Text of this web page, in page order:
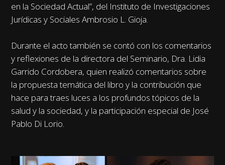
en la Sociedad Actual”, del Instituto de Investigaciones
Jurídicas y Sociales Ambrosio L. Gioja.
Durante el acto también se contó con los comentarios
y reflexiones de la directora del Seminario, Dra. Lidia
Garrido Cordobera, quien realizó comentarios sobre
la propuesta temática del libro y la contribución que
hace para traes luces a los profundos tópicos de la
salud y la sociedad, y la participación especial de José
Pablo Di Lorio.